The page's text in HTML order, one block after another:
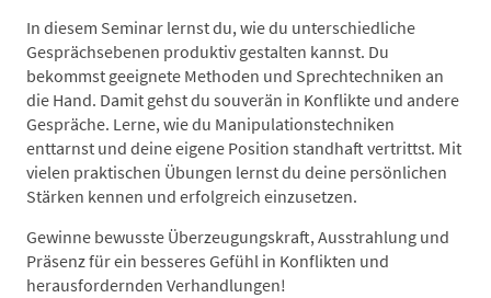
In diesem Seminar lernst du, wie du unterschiedliche
Gesprächsebenen produktiv gestalten kannst. Du
bekommst geeignete Methoden und Sprechtechniken an
die Hand. Damit gehst du souverän in Konflikte und andere
Gespräche. Lerne, wie du Manipulationstechniken
enttarnst und deine eigene Position standhaft vertrittst. Mit
vielen praktischen Übungen lernst du deine persönlichen
Stärken kennen und erfolgreich einzusetzen.
Gewinne bewusste Überzeugungskraft, Ausstrahlung und
Präsenz für ein besseres Gefühl in Konflikten und
herausfordernden Verhandlungen!